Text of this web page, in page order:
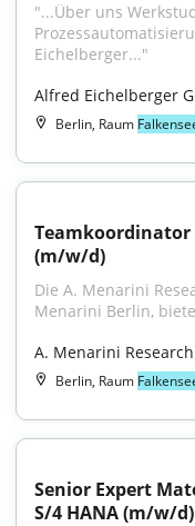
"...Über uns
Eichelberger..."
Alfred Eichelberger
Berlin, Raum
Teamkoordinator
(m/w/d)
Die A. Menarini
Menarini Berlin,
A. Menarini
Berlin, Raum
Senior Expert
S/4 HANA (m/w/d)